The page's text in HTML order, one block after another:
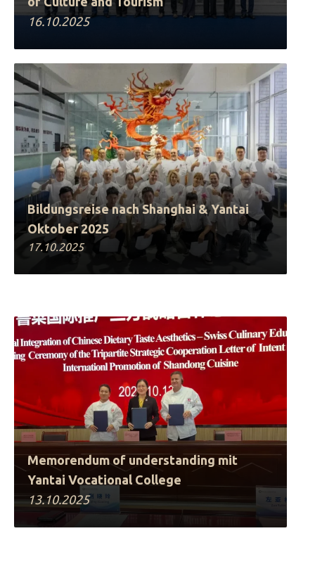
16.10.2025
Bildungsreise nach Shanghai & Yantai
Oktober 2025
17.10.2025
Memorendum of understanding mit
Yantai Vocational College
13.10.2025